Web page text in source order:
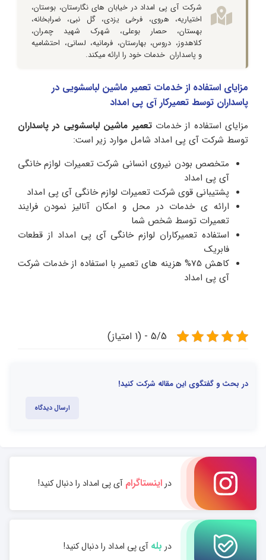
شرکت آی پی امداد در خیابان های نگارستان، بوستان،
اختیاریه، هروی، فرخی یزدی، گل نبی، ضرابخانه،
بهستان، حصار بوعلی، شهرک شهید چمران،
کلاهدوز، دروس، بهارستان، فرمانیه، لسانی، احتشامیه
و پاسداران خدمات خود را ارائه میکند.
مزایای استفاده از خدمات تعمیر ماشین لباسشویی در
پاسداران توسط تعمیرکار آی پی امداد
مزایای استفاده از خدمات تعمیر ماشین لباسشویی در پاسداران
توسط شرکت آی پی امداد شامل موارد زیر است:
متخصص بودن نیروی انسانی شرکت تعمیرات لوازم خانگی
آی پی امداد
پشتیبانی قوی شرکت تعمیرات لوازم خانگی آی پی امداد
ارائه ی خدمات در محل و امکان آنالیز نمودن فرایند
تعمیرات توسط شخص شما
استفاده تعمیرکاران لوازم خانگی آی پی امداد از قطعات
فابریک
کاهش 75% هزینه های تعمیر با استفاده از خدمات شرکت
آی پی امداد
5/5 - (1 امتیاز)
در بحث و گفتگوی این مقاله شرکت کنید!
ارسال دیدگاه
دراینستاگرامآی پی امداد را دنبال کنید!
در بلهآی پی امداد را دنبال کنید!